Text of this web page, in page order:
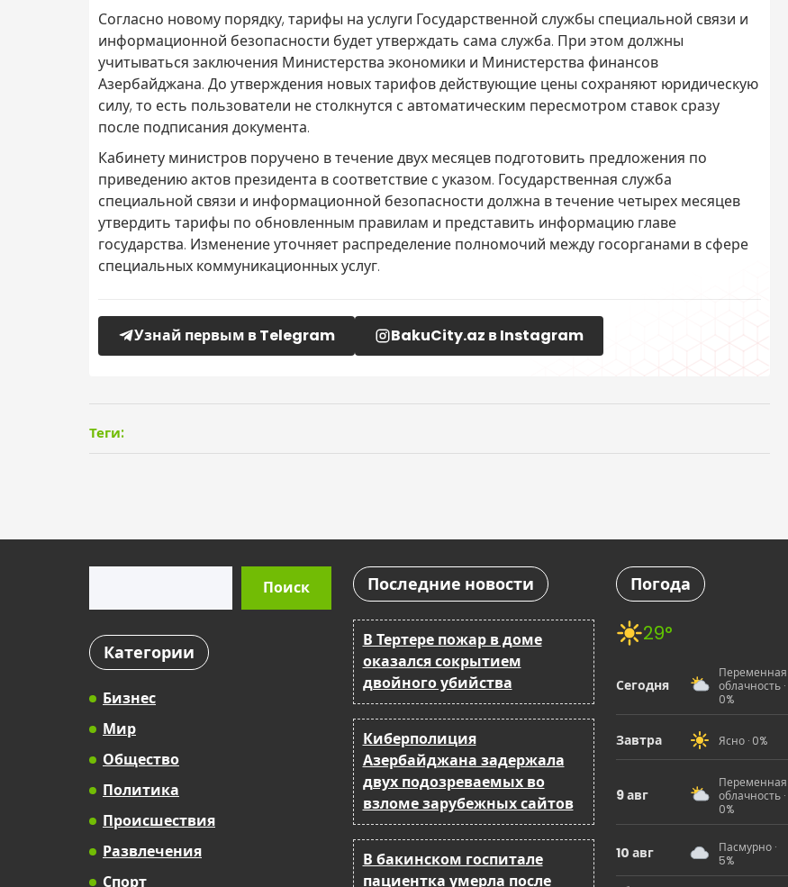
Согласно новому порядку, тарифы на услуги Государственной службы специальной связи и
информационной безопасности будет утверждать сама служба. При этом должны
учитываться заключения Министерства экономики и Министерства финансов
Азербайджана. До утверждения новых тарифов действующие цены сохраняют юридическую
силу, то есть пользователи не столкнутся с автоматическим пересмотром ставок сразу
после подписания документа.
Кабинету министров поручено в течение двух месяцев подготовить предложения по
приведению актов президента в соответствие с указом. Государственная служба
специальной связи и информационной безопасности должна в течение четырех месяцев
утвердить тарифы по обновленным правилам и представить информацию главе
государства. Изменение уточняет распределение полномочий между госорганами в сфере
специальных коммуникационных услуг.
Узнай первым в Telegram BakuCity.az в Instagram
Теги:
Поиск
Категории
Бизнес
Мир
Общество
Политика
Происшествия
Развлечения
Спорт
Последние новости
В Тертере пожар в доме
оказался сокрытием
двойного убийства
Киберполиция
Азербайджана задержала
двух подозреваемых во
взломе зарубежных сайтов
В бакинском госпитале
пациентка умерла после
Погода
29°
Сегодня
Переменная
облачность ·
0%
Завтра Ясно · 0%
9 авг
Переменная
облачность ·
0%
10 авг
Пасмурно ·
5%